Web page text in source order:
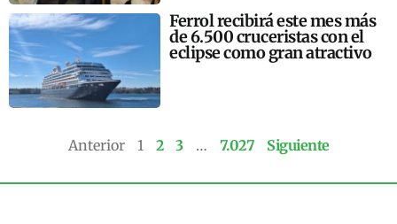
Ferrol recibirá este mes más
de 6.500 cruceristas con el
eclipse como gran atractivo
Anterior 1 2 3 … 7.027 Siguiente